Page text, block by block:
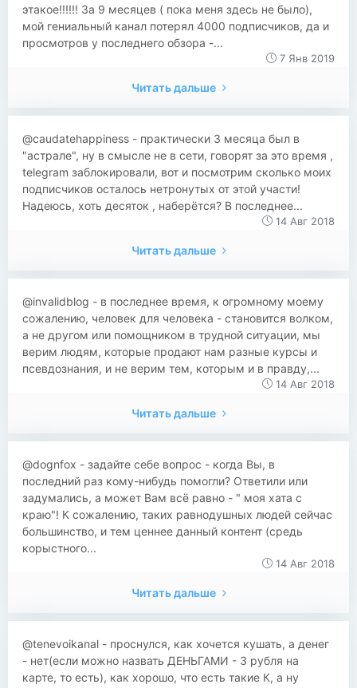
этакое!!!!!! За 9 месяцев ( пока меня здесь не было),
мой гениальный канал потерял 4000 подписчиков, да и
просмотров у последнего обзора -...
7 Янв 2019
Читать дальше
@caudatehappiness - практически 3 месяца был в
"астрале", ну в смысле не в сети, говорят за это время ,
telegram заблокировали, вот и посмотрим сколько моих
подписчиков осталось нетронутых от этой участи!
Надеюсь, хоть десяток , наберётся? В последнее...
14 Авг 2018
Читать дальше
@invalidblog - в последнее время, к огромному моему
сожалению, человек для человека - становится волком,
а не другом или помощником в трудной ситуации, мы
верим людям, которые продают нам разные курсы и
псевдознания, и не верим тем, которым и в правду,...
14 Авг 2018
Читать дальше
@dognfox - задайте себе вопрос - когда Вы, в
последний раз кому-нибудь помогли? Ответили или
задумались, а может Вам всё равно - " моя хата с
краю"! К сожалению, таких равнодушных людей сейчас
большинство, и тем ценнее данный контент (средь
корыстного...
14 Авг 2018
Читать дальше
@tenevoikanal - проснулся, как хочется кушать, а денег
- нет(если можно назвать ДЕНЬГАМИ - 3 рубля на
карте, то есть), как хорошо, что есть такие К, а ну